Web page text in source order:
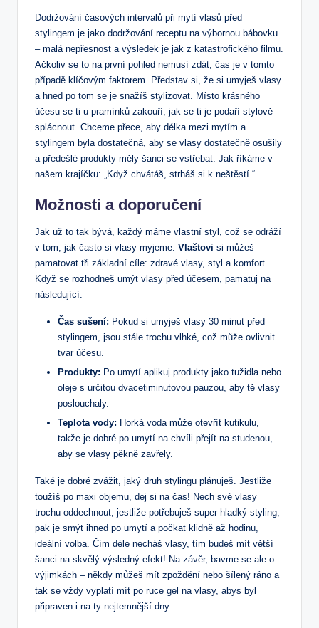
Dodržování časových intervalů při mytí vlasů před
stylingem je jako dodržování receptu na výbornou bábovku
– malá nepřesnost a výsledek je jak z katastrofického filmu.
Ačkoliv se to na první pohled nemusí zdát, čas je v tomto
případě klíčovým faktorem. Představ si, že si umyješ vlasy
a hned po tom se je snažíš stylizovat. Místo krásného
účesu se ti u pramínků zakouří, jak se ti je podaří stylově
splácnout. Chceme přece, aby délka mezi mytím a
stylingem byla dostatečná, aby se vlasy dostatečně osušily
a předešlé produkty měly šanci se vstřebat. Jak říkáme v
našem krajíčku: „Když chvátáš, strháš si k neštěstí.“
Možnosti a doporučení
Jak už to tak bývá, každý máme vlastní styl, což se odráží
v tom, jak často si vlasy myjeme. Vlaštovi si můžeš
pamatovat tři základní cíle: zdravé vlasy, styl a komfort.
Když se rozhodneš umýt vlasy před účesem, pamatuj na
následující:
Čas sušení: Pokud si umyješ vlasy 30 minut před
stylingem, jsou stále trochu vlhké, což může ovlivnit
tvar účesu.
Produkty: Po umytí aplikuj produkty jako tužidla nebo
oleje s určitou dvacetiminutovou pauzou, aby tě vlasy
poslouchaly.
Teplota vody: Horká voda může otevřít kutikulu,
takže je dobré po umytí na chvíli přejít na studenou,
aby se vlasy pěkně zavřely.
Také je dobré zvážit, jaký druh stylingu plánuješ. Jestliže
toužíš po maxi objemu, dej si na čas! Nech své vlasy
trochu oddechnout; jestliže potřebuješ super hladký styling,
pak je smýt ihned po umytí a počkat klidně až hodinu,
ideální volba. Čím déle necháš vlasy, tím budeš mít větší
šanci na skvělý výsledný efekt! Na závěr, bavme se ale o
výjimkách – někdy můžeš mít zpoždění nebo šílený ráno a
tak se vždy vyplatí mít po ruce gel na vlasy, abys byl
připraven i na ty nejtemnější dny.